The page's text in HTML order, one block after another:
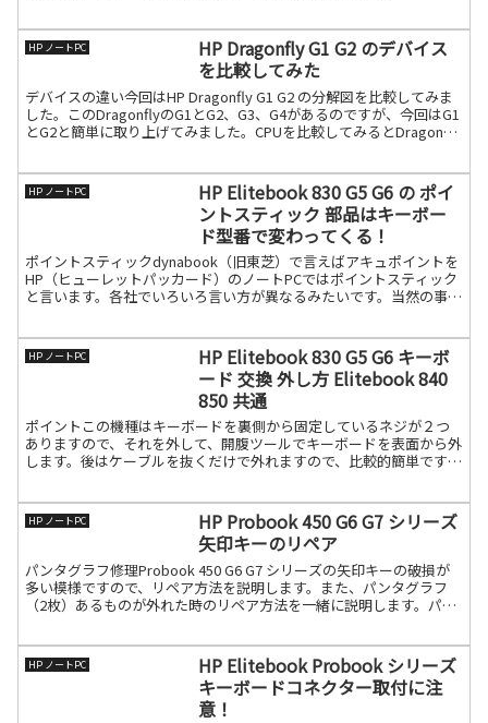
HP ノートPC
HP Dragonfly G1 G2 のデバイス
を比較してみた
デバイスの違い今回はHP Dragonfly G1 G2 の分解図を比較してみま
した。このDragonflyのG1とG2、G3、G4があるのですが、今回はG1
とG2と簡単に取り上げてみました。CPUを比較してみるとDragonfly
HP ノートPC
HP Elitebook 830 G5 G6 の ポイ
ントスティック 部品はキーボー
ド型番で変わってくる！
ポイントスティックdynabook（旧東芝）で言えばアキュポイントを
HP（ヒューレットパッカード）のノートPCではポイントスティック
と言います。各社でいろいろ言い方が異なるみたいです。当然の事な
HP ノートPC
HP Elitebook 830 G5 G6 キーボ
ード 交換 外し方 Elitebook 840
850 共通
ポイントこの機種はキーボードを裏側から固定しているネジが２つ
ありますので、それを外して、開腹ツールでキーボードを表面から外
します。後はケーブルを抜くだけで外れますので、比較的簡単です。
HP ノートPC
HP Probook 450 G6 G7 シリーズ
矢印キーのリペア
パンタグラフ修理Probook 450 G6 G7 シリーズの矢印キーの破損が
多い模様ですので、リペア方法を説明します。また、パンタグラフ
（2枚）あるものが外れた時のリペア方法を一緒に説明します。パン
HP ノートPC
HP Elitebook Probook シリーズ
キーボードコネクター取付に注
意！